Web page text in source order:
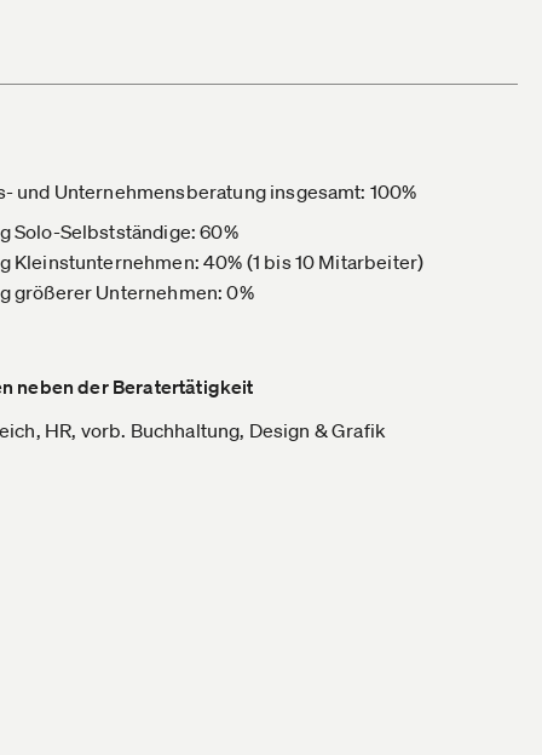
und Unternehmensberatung insgesamt: 100%
Solo-Selbstständige: 60%
Kleinstunternehmen: 40% (1 bis 10 Mitarbeiter)
größerer Unternehmen: 0%
neben der Beratertätigkeit
HR, vorb. Buchhaltung, Design & Grafik